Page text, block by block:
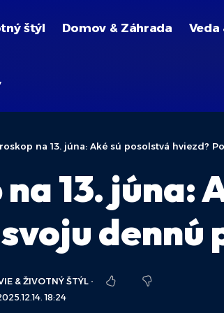
štýl Domov & Záhrada Veda
na 13. júna: Aké sú posolstvá hviezd?
13. júna:
18:24
& ŽIVOTNÝ ŠTÝL